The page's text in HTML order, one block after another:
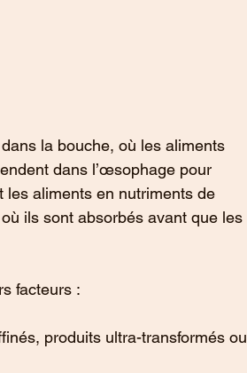
la bouche, où les aliments
dans l’œsophage pour
les aliments en nutriments de
ils sont absorbés avant que les
facteurs :
produits ultra-transformés ou